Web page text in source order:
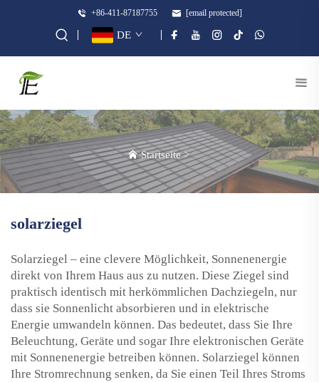
+86-411-87187755 [email protected]
DE
Startseite>
solarziegel
Solarziegel – eine clevere Möglichkeit, Sonnenenergie
direkt von Ihrem Haus aus zu nutzen. Diese Ziegel sind
praktisch identisch mit herkömmlichen Dachziegeln, nur
dass sie Sonnenlicht absorbieren und in elektrische
Energie umwandeln können. Das bedeutet, dass Sie Ihre
Beleuchtung, Geräte und sogar Ihre elektronischen Geräte
mit Sonnenenergie betreiben können. Solarziegel können
Ihre Stromrechnung senken, da Sie einen Teil Ihres Stroms